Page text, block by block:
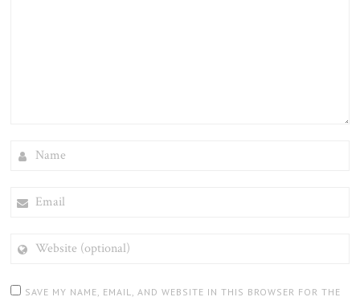
(OPTIONAL)
SAVE MY NAME, EMAIL, AND WEBSITE IN THIS BROWSER FOR THE